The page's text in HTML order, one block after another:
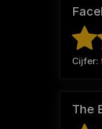
Cijfer:
The